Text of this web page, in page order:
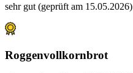
sehr gut (geprüft am 15.05.2026)
Roggenvollkornbrot